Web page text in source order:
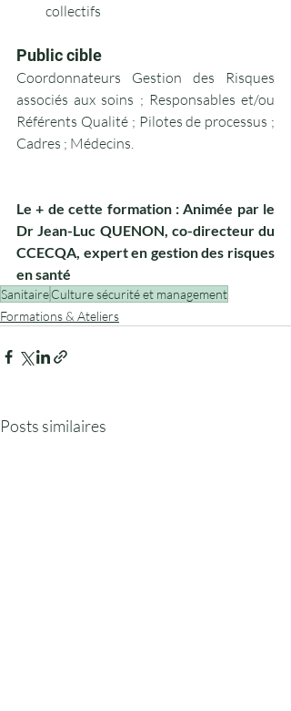
collectifs
Public cible
Coordonnateurs Gestion des Risques
associés aux soins ; Responsables et/ou
Référents Qualité ; Pilotes de processus ;
Cadres ; Médecins.
Le + de cette formation : Animée par le
Dr Jean-Luc QUENON, co-directeur du
CCECQA, expert en gestion des risques
en santé
SanitaireCulture sécurité et management
Formations & Ateliers
Posts similaires